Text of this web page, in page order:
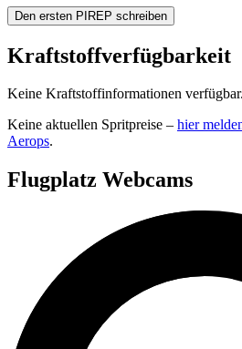
Den ersten PIREP schreiben
Kraftstoffverfügbarkeit
Keine Kraftstoffinformationen verfügbar.
Keine aktuellen Spritpreise – hier
Aerops.
Flugplatz Webcams